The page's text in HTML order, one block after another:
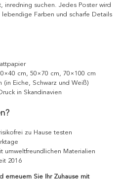
inredning suchen. Jedes Poster wird
lebendige Farben und scharfe Details
cm, 50×70 cm, 70×100 cm
(in Eiche, Schwarz und Weiß)
in Skandinavien
zu Hause testen
umweltfreundlichen Materialien
2016
erneuern Sie Ihr Zuhause mit